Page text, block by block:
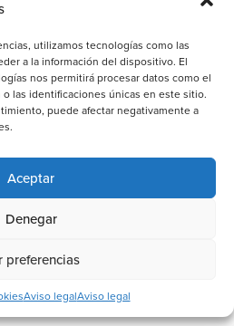
utilizamos tecnologías como las
a la información del dispositivo. El
nos permitirá procesar datos como el
las identificaciones únicas en este sitio.
puede afectar negativamente a
Aceptar
Denegar
preferencias
Aviso legalAviso legal